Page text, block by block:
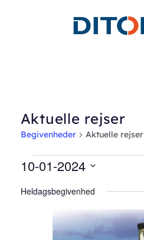
Gå til hovedindhold
Aktuelle rejser
Begivenheder Aktuelle rejser
Begivenheder
for
oktober
10-01-2024
dato.
Heldagsbegivenhed